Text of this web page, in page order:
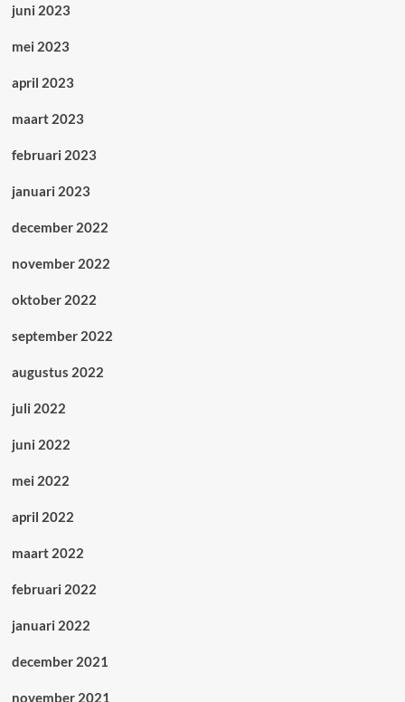
juni 2023
mei 2023
april 2023
maart 2023
februari 2023
januari 2023
december 2022
november 2022
oktober 2022
september 2022
augustus 2022
juli 2022
juni 2022
mei 2022
april 2022
maart 2022
februari 2022
januari 2022
december 2021
november 2021